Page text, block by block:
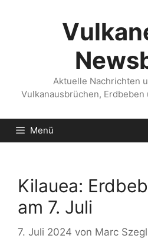
Aktuelle Nachrichten
Vulkanausbrüchen,
Menü
Kilauea:
am 7. Juli
7. Juli 2024 von Marc